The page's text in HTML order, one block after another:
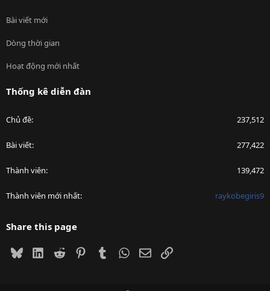
Bài viết mới
Dòng thời gian
Hoạt động mới nhất
Thống kê diễn đàn
Chủ đề 237,512
Bài viết 277,422
Thành viên 139,472
Thành viên mới nhất raykobegiris9
Share this page
BlueskyLinkedIn
Reddit PinterestTumblrWhatsApp
EmailLink